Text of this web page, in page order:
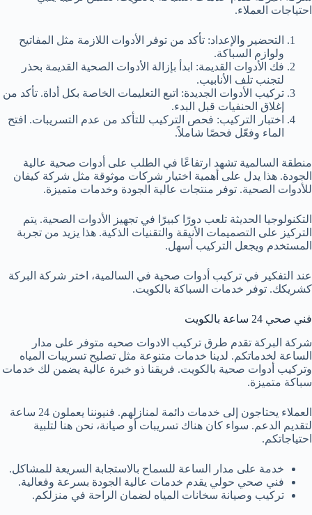
احتياجات العملاء.
التحضير والإعداد: تأكد من توفر الأدوات اللازمة مثل المفاتيح
ولوازم السباكة.
فك الأدوات القديمة: ابدأ بإزالة الأدوات الصحية القديمة بحذر
لتجنب تلف الأنابيب.
تركيب الأدوات الجديدة: اتبع التعليمات الخاصة بكل أداة. تأكد من
إغلاق الحنفيات قبل البدء.
اختبار التركيب: فحص التركيب للتأكد من عدم التسريبات. افتح
الماء وفعّل فحصًا شاملاً.
منطقة السالمية تشهد ارتفاعًا في الطلب على أدوات صحية عالية
الجودة. هذا يدل على أهمية اختيار شركات موثوقة مثل شركة كيفان
للأدوات الصحية. توفر منتجات عالية الجودة وخدمات متميزة.
التكنولوجيا الحديثة تلعب دورًا كبيرًا في تجهيز الأدوات الصحية. يتم
التركيز على التصميمات الأنيقة والتقنيات الذكية. هذا يزيد من تجربة
المستخدم ويجعل التركيب أسهل.
عند التفكير في تركيب أدوات صحية في السالمية، اختر شركة البركة
كشريكك. توفر خدمات السباكة بالكويت.
فني صحي 24 ساعة بالكويت
شركة البركة تقدم طرق تركيب الادوات صحيه متوفر على مدار
الساعة لخدماتكم. لدينا خدمات متنوعة مثل تصليح تسريبات المياه
وتركيب أدوات صحية بالكويت. فريقنا ذو خبرة عالية يضمن لك خدمات
سباكة متميزة.
العملاء يحتاجون إلى خدمات دائمة لمنازلهم. فنيوننا يعملون 24 ساعة
لتقديم الدعم. سواء كان هناك تسريبات أو صيانة، نحن هنا لتلبية
احتياجاتكم.
خدمة على مدار الساعة للسماح بالاستجابة السريعة للمشاكل.
فني صحي حولي يقدم خدمات عالية الجودة بسرعة وفعالية.
تركيب وصيانة سخانات المياه لضمان الراحة في منزلكم.